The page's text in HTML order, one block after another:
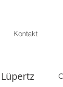
Kontakt